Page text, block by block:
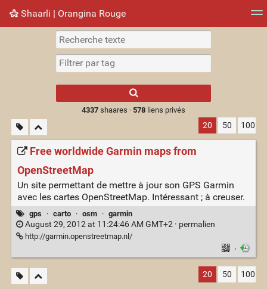
Shaarli ¦ Orangina Rouge
Nuage de tags Mur d'images
results.
4337shaares · 578liens privés
20 50 100
Free worldwide Garmin maps from
OpenStreetMap
Un site permettant de mettre à jour son GPS Garmin
avec les cartes OpenStreetMap. Intéressant ; à creuser.
gps · carto · osm · garmin
August 29, 2012 at 11:24:46 AM GMT+2 · permalien
http://garmin.openstreetmap.nl/
·
20 50 100